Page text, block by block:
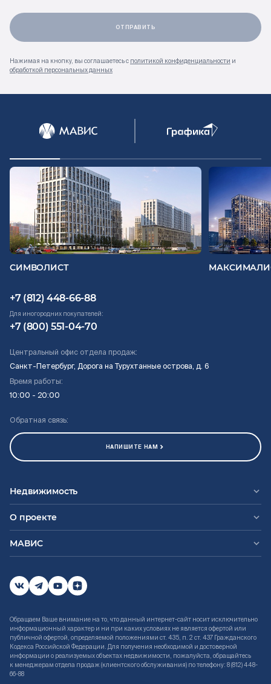
Нажимая на кнопку, вы соглашаетесь с политикой конфиденциальности и
обработкой персональных данных
СИМВОЛИСТ
+7 (812) 448-66-88
Для иногородних покупателей:
+7 (800) 551-04-70
Центральный офис отдела продаж:
Санкт-Петербург, Дорога на Турухтанные острова, д. 6
Время работы:
10:00 - 20:00
Обратная связь:
НАПИШИТЕ НАМ
Недвижимость
О проекте
МАВИС
Обращаем Ваше внимание на то, что данный интернет-сайт носит исключительно
информационный характер и ни при каких условиях не является офертой или
публичной офертой, определяемой положениями ст. 435, п. 2 ст. 437 Гражданского
Кодекса Российской Федерации. Для получения необходимой и достоверной
информации о реализуемых объектах недвижимости, пожалуйста, обращайтесь
к менеджерам отдела продаж (клиентского обслуживания) по телефону: 8 (812) 448-
66-88